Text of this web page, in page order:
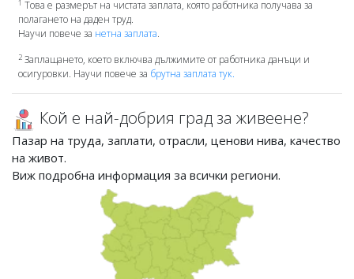
1 Това е размерът на чистата заплата, която работника получава за
полагането на даден труд.
Научи повече за нетна заплата.
2Заплащането, което включва дължимите от работника данъци и
осигуровки. Научи повече за брутна заплата тук.
Кой е най-добрия град за живеене?
Пазар на труда, заплати, отрасли, ценови нива, качество
на живот.
Виж подробна информация за всички региони.